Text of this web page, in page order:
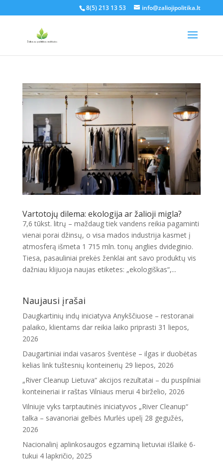
8(5) 213 13 53 info@zaliojipolitika.lt
Vartotojų dilema: ekologija ar žalioji migla?
7,6 tūkst. litrų – maždaug tiek vandens reikia pagaminti
vienai porai džinsų, o visa mados industrija kasmet į
atmosferą išmeta 1 715 mln. tonų anglies dvideginio.
Tiesa, pasauliniai prekės ženklai ant savo produktų vis
dažniau klijuoja naujas etiketes: „ekologiškas“,...
Naujausi įrašai
Daugkartinių indų iniciatyva Anykščiuose – restoranai
palaiko, klientams dar reikia laiko priprasti 31 liepos,
2026
Daugartiniai indai vasaros šventėse – ilgas ir duobėtas
kelias link tuštesnių konteinerių 29 liepos, 2026
„River Cleanup Lietuva“ akcijos rezultatai – du puspilniai
konteineriai ir raštas Vilniaus merui 4 birželio, 2026
Vilniuje vyks tarptautinės iniciatyvos „River Cleanup“
talka – savanoriai gelbės Murlės upelį 28 gegužės,
2026
Nacionalinį aplinkosaugos egzaminą lietuviai išlaikė 6-
tukui 4 lapkričio, 2025